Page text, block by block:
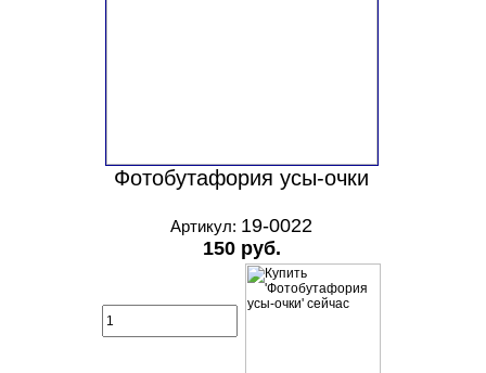
Фотобутафория усы-очки
Артикул: 19-0022
150 руб.